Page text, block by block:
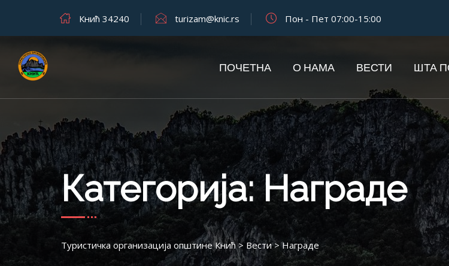
Кнић 34240 turizam@knic.rs Пон - Пет 07:00-15:00
ПОЧЕТНА О НАМА ВЕСТИ ШТА
Категорија:Награде
Туристичка организација општине Кнић> Вести>Награде